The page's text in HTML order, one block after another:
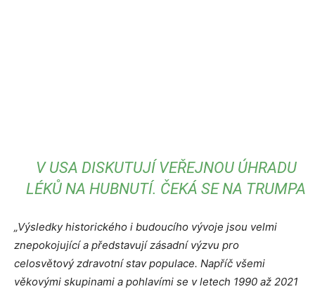
V USA DISKUTUJÍ VEŘEJNOU ÚHRADU
LÉKŮ NA HUBNUTÍ. ČEKÁ SE NA TRUMPA
„Výsledky historického i budoucího vývoje jsou velmi
znepokojující a představují zásadní výzvu pro
celosvětový zdravotní stav populace. Napříč všemi
věkovými skupinami a pohlavími se v letech 1990 až 2021